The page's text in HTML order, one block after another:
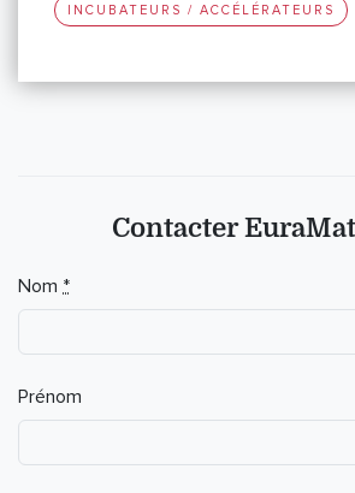
INCUBATEURS / ACCÉLÉRATEURS
Contacter
If you
are a
this
field
Nom *
Prénom